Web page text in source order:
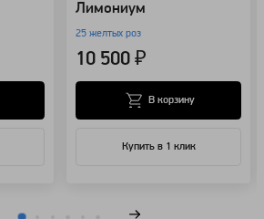
Лимониум
25 желтых роз
10 500 ₽
Купить в 1 клик
В корзину